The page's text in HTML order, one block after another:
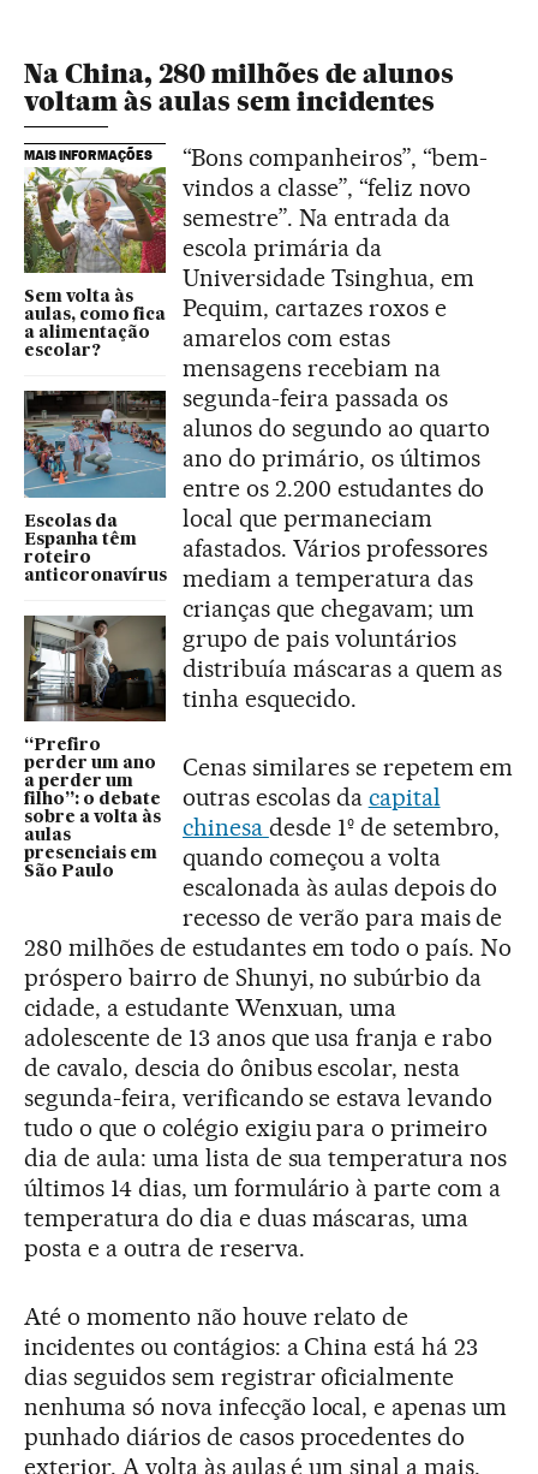
Na China, 280 milhões de alunos
voltam às aulas sem incidentes
MAIS INFORMAÇÕES
Sem volta às
aulas, como fica
a alimentação
escolar?
Escolas da
Espanha têm
roteiro
anticoronavírus
“Prefiro
perder um ano
a perder um
filho”: o debate
sobre a volta às
aulas
presenciais em
São Paulo
“Bons companheiros”, “bem-
vindos a classe”, “feliz novo
semestre”. Na entrada da
escola primária da
Universidade Tsinghua, em
Pequim, cartazes roxos e
amarelos com estas
mensagens recebiam na
segunda-feira passada os
alunos do segundo ao quarto
ano do primário, os últimos
entre os 2.200 estudantes do
local que permaneciam
afastados. Vários professores
mediam a temperatura das
crianças que chegavam; um
grupo de pais voluntários
distribuía máscaras a quem as
tinha esquecido.
Cenas similares se repetem em
outras escolas da capital
chinesa desde 1º de setembro,
quando começou a volta
escalonada às aulas depois do
recesso de verão para mais de
280 milhões de estudantes em todo o país. No
próspero bairro de Shunyi, no subúrbio da
cidade, a estudante Wenxuan, uma
adolescente de 13 anos que usa franja e rabo
de cavalo, descia do ônibus escolar, nesta
segunda-feira, verificando se estava levando
tudo o que o colégio exigiu para o primeiro
dia de aula: uma lista de sua temperatura nos
últimos 14 dias, um formulário à parte com a
temperatura do dia e duas máscaras, uma
posta e a outra de reserva.
Até o momento não houve relato de
incidentes ou contágios: a China está há 23
dias seguidos sem registrar oficialmente
nenhuma só nova infecção local, e apenas um
punhado diários de casos procedentes do
exterior. A volta às aulas é um sinal a mais,